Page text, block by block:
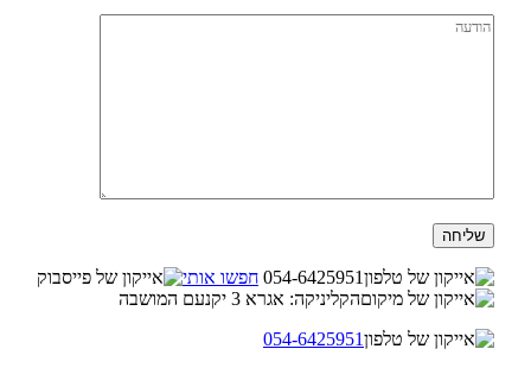
054-6425951 חפשו אותי
הקליניקה: אגרא 3 יקנעם המושבה
054-6425951